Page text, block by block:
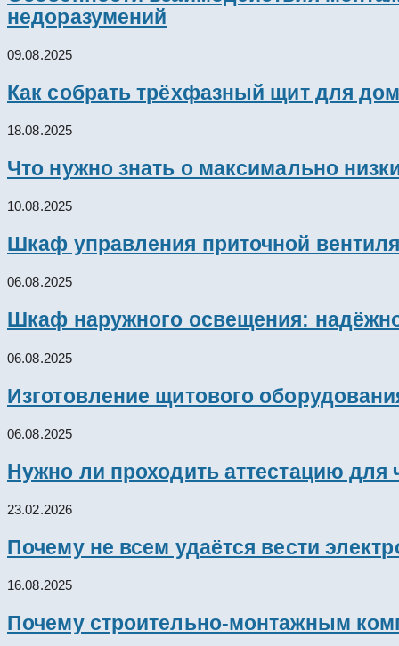
недоразумений
09.08.2025
Как собрать трёхфазный щит для
18.08.2025
Что нужно знать о максимально
10.08.2025
Шкаф управления приточной
06.08.2025
Шкаф наружного освещения:
06.08.2025
Изготовление щитового
06.08.2025
Нужно ли проходить аттестацию для
23.02.2026
Почему не всем удаётся вести
16.08.2025
Почему строительно-монтажным